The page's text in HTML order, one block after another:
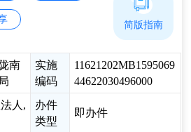
南
实施
编码
11621202MB1595069
44622030496000
人,
办件
类型
即办件
简版指南